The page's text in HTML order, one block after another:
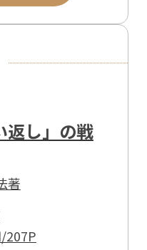
返し」の戦
著
207P